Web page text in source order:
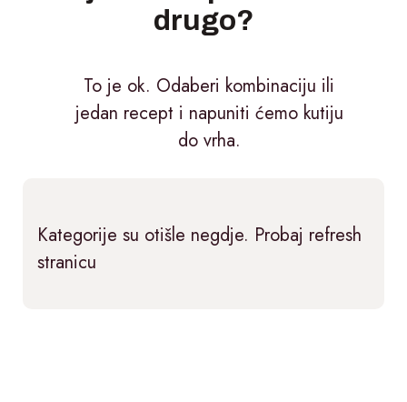
drugo?
To je ok. Odaberi kombinaciju ili
jedan recept i napuniti ćemo kutiju
do vrha.
Kategorije su otišle negdje. Probaj refresh
stranicu